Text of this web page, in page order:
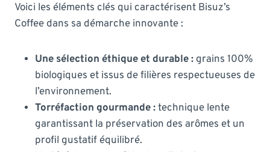
Voici les éléments clés qui caractérisent Bisuz’s
Coffee dans sa démarche innovante :
Une sélection éthique et durable : grains 100%
biologiques et issus de filières respectueuses de
l’environnement.
Torréfaction gourmande :technique lente
garantissant la préservation des arômes et un
profil gustatif équilibré.